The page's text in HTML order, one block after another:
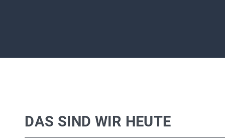
DAS SIND WIR HEUTE